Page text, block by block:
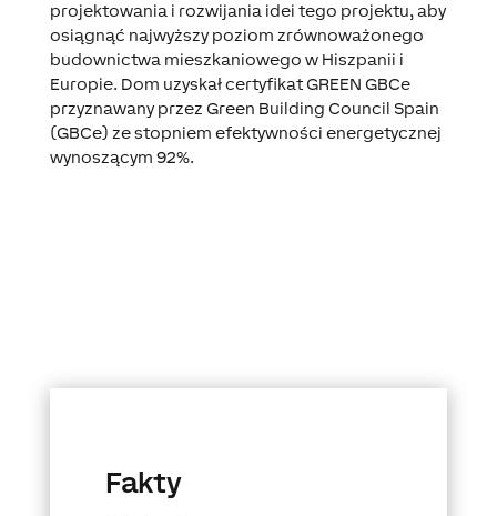
projektowania i rozwijania idei tego projektu, aby
osiągnąć najwyższy poziom zrównoważonego
budownictwa mieszkaniowego w Hiszpanii i
Europie. Dom uzyskał certyfikat GREEN GBCe
przyznawany przez Green Building Council Spain
(GBCe) ze stopniem efektywności energetycznej
wynoszącym 92%.
Fakty